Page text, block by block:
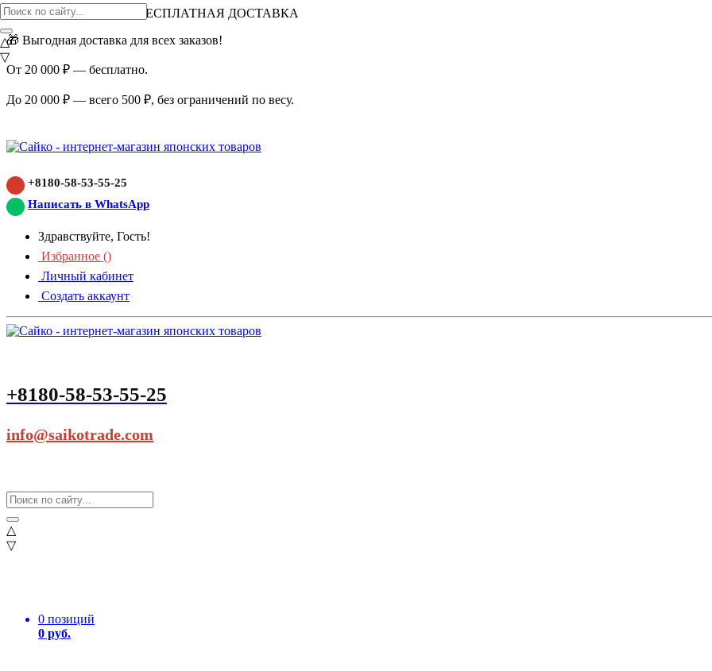
ВНИМАНИЕ АКЦИЯ!
БЕСПЛАТНАЯ ДОСТАВКА
🎁 Выгодная доставка для всех заказов!
От 20 000 ₽ — бесплатно.
До 20 000 ₽ — всего 500 ₽, без ограничений по весу.
+8180-58-53-55-25
Написать в WhatsApp
Здравствуйте, Гость!
Избранное ()
Личный кабинет
Создать аккаунт
+8180-58-53-55-25
info@saikotrade.com
△
▽
0 позиций
0 руб.
△
▽